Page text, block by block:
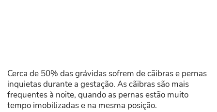
Cerca de 50% das grávidas sofrem de cãibras e pernas
inquietas durante a gestação. As cãibras são mais
frequentes à noite, quando as pernas estão muito
tempo imobilizadas e na mesma posição.